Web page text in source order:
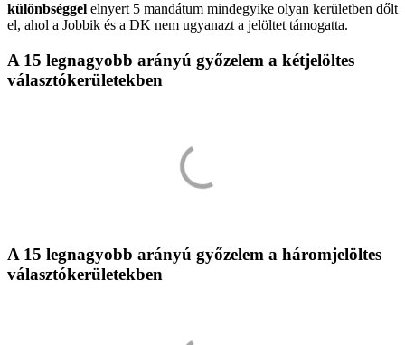
különbséggel elnyert 5 mandátum mindegyike olyan kerületben dőlt
el, ahol a Jobbik és a DK nem ugyanazt a jelöltet támogatta.
A 15 legnagyobb arányú győzelem a kétjelöltes
választókerületekben
A 15 legnagyobb arányú győzelem a háromjelöltes
választókerületekben